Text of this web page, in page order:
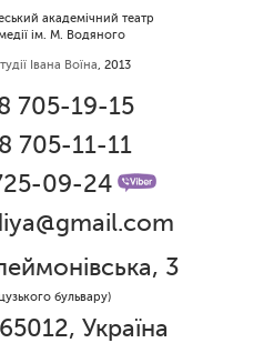
академічний театр
ім. М. Водяного
Івана Воїна, 2013
705-19-15
705-11-11
09-24
3
бульвару)
Україна